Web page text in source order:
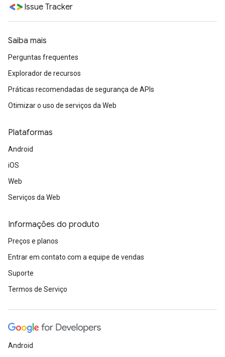
Issue Tracker
Saiba mais
Perguntas frequentes
Explorador de recursos
Práticas recomendadas de segurança de APIs
Otimizar o uso de serviços da Web
Plataformas
Android
iOS
Web
Serviços da Web
Informações do produto
Preços e planos
Entrar em contato com a equipe de vendas
Suporte
Termos de Serviço
Android